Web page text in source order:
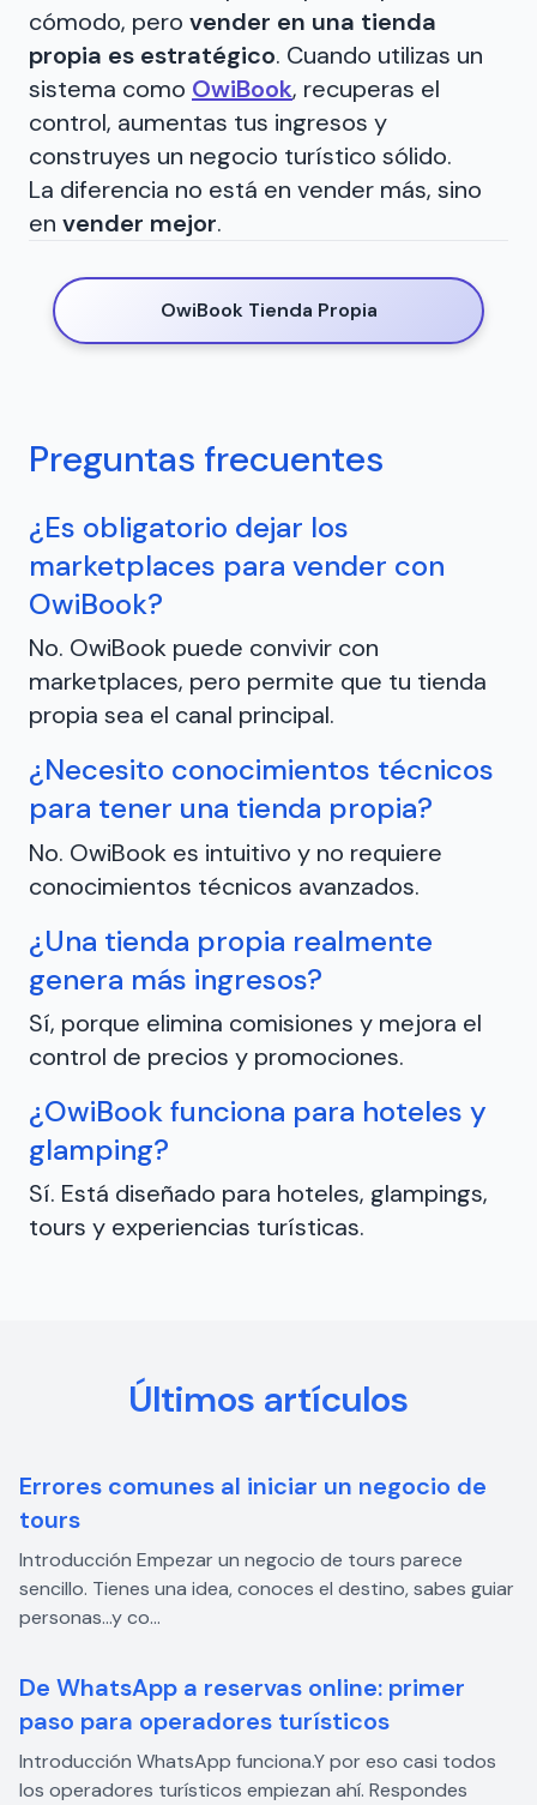
cómodo, pero vender en una tienda
propia es estratégico. Cuando utilizas un
sistema como OwiBook, recuperas el
control, aumentas tus ingresos y
construyes un negocio turístico sólido.
La diferencia no está en vender más, sino
en vender mejor.
OwiBook Tienda Propia
Preguntas frecuentes
¿Es obligatorio dejar los
marketplaces para vender con
OwiBook?
No. OwiBook puede convivir con
marketplaces, pero permite que tu tienda
propia sea el canal principal.
¿Necesito conocimientos técnicos
para tener una tienda propia?
No. OwiBook es intuitivo y no requiere
conocimientos técnicos avanzados.
¿Una tienda propia realmente
genera más ingresos?
Sí, porque elimina comisiones y mejora el
control de precios y promociones.
¿OwiBook funciona para hoteles y
glamping?
Sí. Está diseñado para hoteles, glampings,
tours y experiencias turísticas.
Últimos artículos
Errores comunes al iniciar un negocio de
tours
Introducción Empezar un negocio de tours parece
sencillo. Tienes una idea, conoces el destino, sabes guiar
personas…y co...
De WhatsApp a reservas online: primer
paso para operadores turísticos
Introducción WhatsApp funciona.Y por eso casi todos
los operadores turísticos empiezan ahí. Respondes